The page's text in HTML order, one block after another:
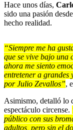
Hace unos días,
sido una pasión
hecho realidad.
“Siempre me ha
que se vive bajo una
ahora me siento
entretener a grandes
por Julio Zevallos”,
Asimismo, detalló lo
espectáculo circense.
público con sus
adultos, pero sin el